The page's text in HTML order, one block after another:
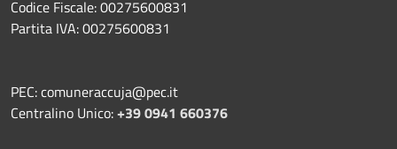
Codice Fiscale: 00275600831
Partita IVA: 00275600831
PEC: comuneraccuja@pec.it
Centralino Unico:+39 0941 660376